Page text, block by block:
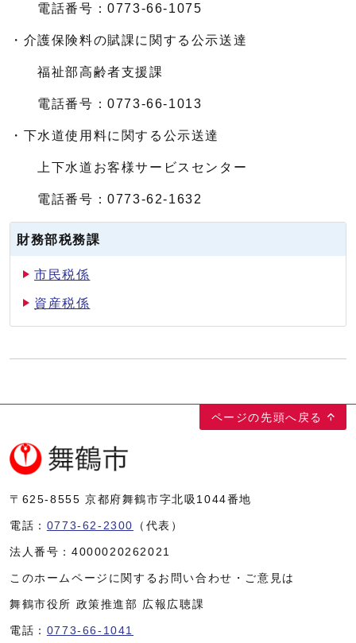
電話番号：0773-66-1075
・介護保険料の賦課に関する公示送達
福祉部高齢者支援課
電話番号：0773-66-1013
・下水道使用料に関する公示送達
上下水道お客様サービスセンター
電話番号：0773-62-1632
財務部税務課
市民税係
資産税係
ページの先頭へ戻る
〒625-8555 京都府舞鶴市字北吸1044番地
電話： 0773-62-2300 （代表）
法人番号： 4000020262021
このホームページに関するお問い合わせ・ご意見は
舞鶴市役所 政策推進部 広報広聴課
電話： 0773-66-1041